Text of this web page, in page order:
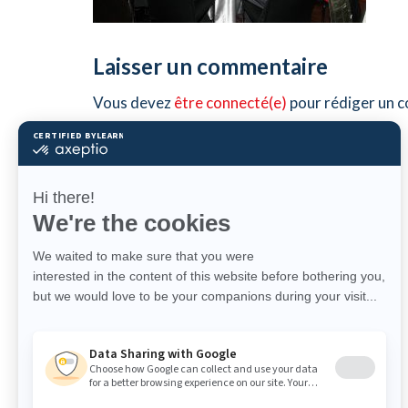
Laisser un commentaire
Vous devezêtre connecté(e) pour rédiger un